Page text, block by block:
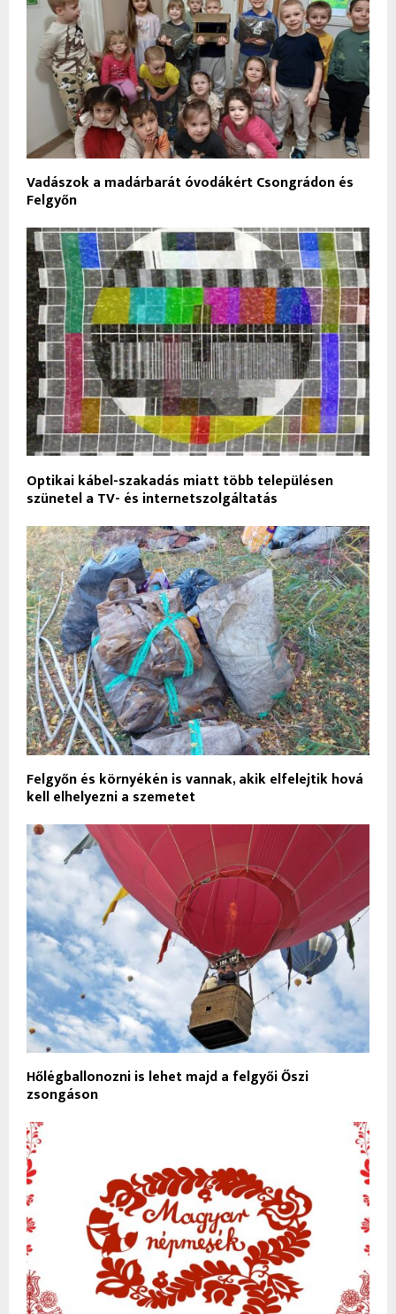
Vadászok a madárbarát óvodákért Csongrádon és
Felgyőn
Optikai kábel-szakadás miatt több településen
szünetel a TV- és internetszolgáltatás
Felgyőn és környékén is vannak, akik elfelejtik hová
kell elhelyezni a szemetet
Hőlégballonozni is lehet majd a felgyői Őszi
zsongáson